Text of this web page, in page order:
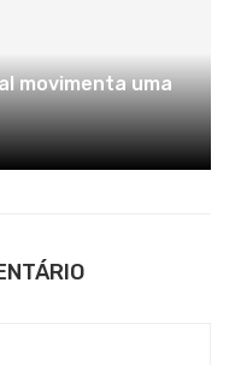
movimenta uma